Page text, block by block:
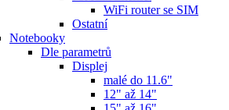
WiFi router se SIM
Ostatní
Notebooky
Dle parametrů
Displej
malé do 11.6"
12" až 14"